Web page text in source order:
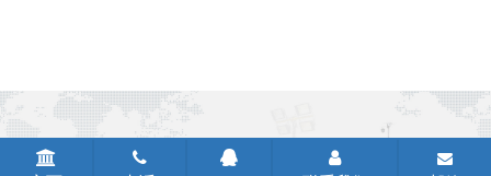
CopyRight © 2020-2026 杭州索恩机械有限公司 版权所有
浙ICP